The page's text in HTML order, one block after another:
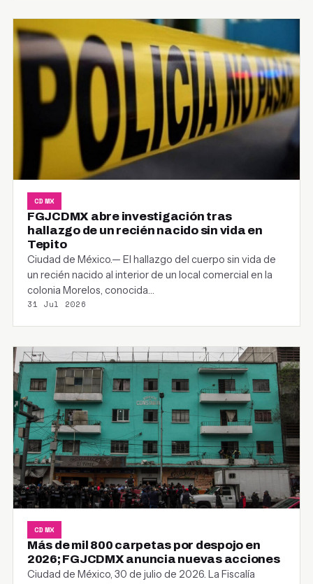
CDMX
FGJCDMX abre investigación tras
hallazgo de un recién nacido sin vida en
Tepito
Ciudad de México.— El hallazgo del cuerpo sin vida de
un recién nacido al interior de un local comercial en la
colonia Morelos, conocida…
31 Jul 2026
CDMX
Más de mil 800 carpetas por despojo en
2026; FGJCDMX anuncia nuevas acciones
Ciudad de México, 30 de julio de 2026. La Fiscalía